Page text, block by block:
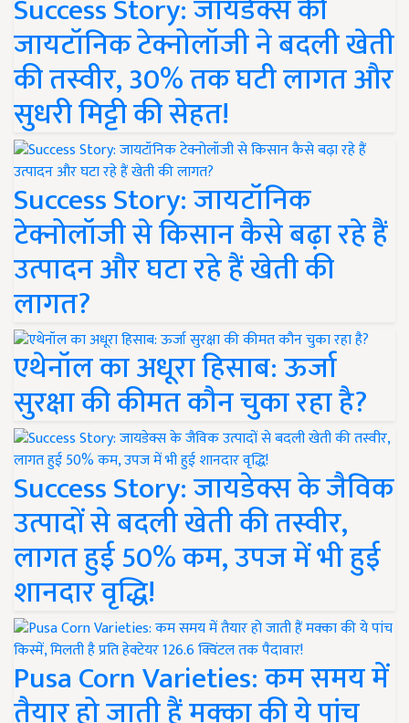
Success Story: जायडेक्स की
जायटॉनिक टेक्नोलॉजी ने बदली खेती
की तस्वीर, 30% तक घटी लागत और
सुधरी मिट्टी की सेहत!
Success Story: जायटॉनिक
टेक्नोलॉजी से किसान कैसे बढ़ा रहे हैं
उत्पादन और घटा रहे हैं खेती की
लागत?
एथेनॉल का अधूरा हिसाब: ऊर्जा
सुरक्षा की कीमत कौन चुका रहा है?
Success Story: जायडेक्स के जैविक
उत्पादों से बदली खेती की तस्वीर,
लागत हुई 50% कम, उपज में भी हुई
शानदार वृद्धि!
Pusa Corn Varieties: कम समय में